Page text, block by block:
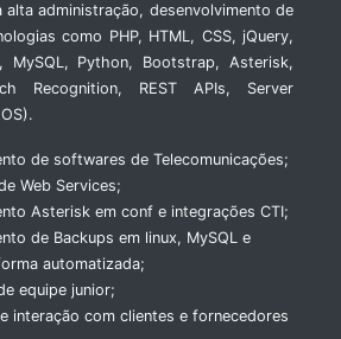
administração, desenvolvimento de
como PHP, HTML, CSS, jQuery,
MySQL, Python, Bootstrap, Asterisk,
Recognition, REST APIs, Server
de softwares de Telecomunicações;
Web Services;
Asterisk em conf e integrações CTI;
de Backups em linux, MySQL e
automatizada;
equipe junior;
interação com clientes e fornecedores